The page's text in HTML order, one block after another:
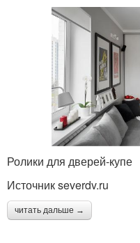
Ролики для дверей-купе
Источник severdv.ru
читать дальше →